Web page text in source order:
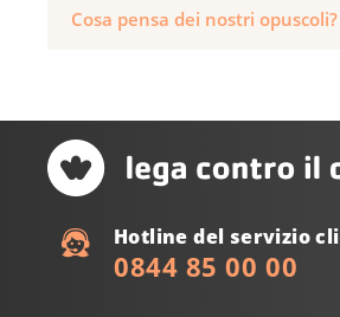
Cosa pensa dei nostri opuscoli?
Hotline del servizio
0844 85 00 00